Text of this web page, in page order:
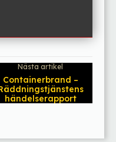
Nästa artikel
Containerbrand –
händelserapport